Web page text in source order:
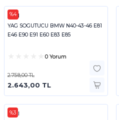
%4
FEBI
YAG SOGUTUCU BMW N40-43-46 E81
E46 E90 E91 E60 E83 E85
0 Yorum
2.758,00 TL
2.643,00 TL
%3
FEBI